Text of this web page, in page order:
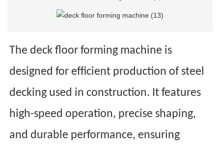
The deck floor forming machine is
designed for efficient production of steel
decking used in construction. It features
high-speed operation, precise shaping,
and durable performance, ensuring